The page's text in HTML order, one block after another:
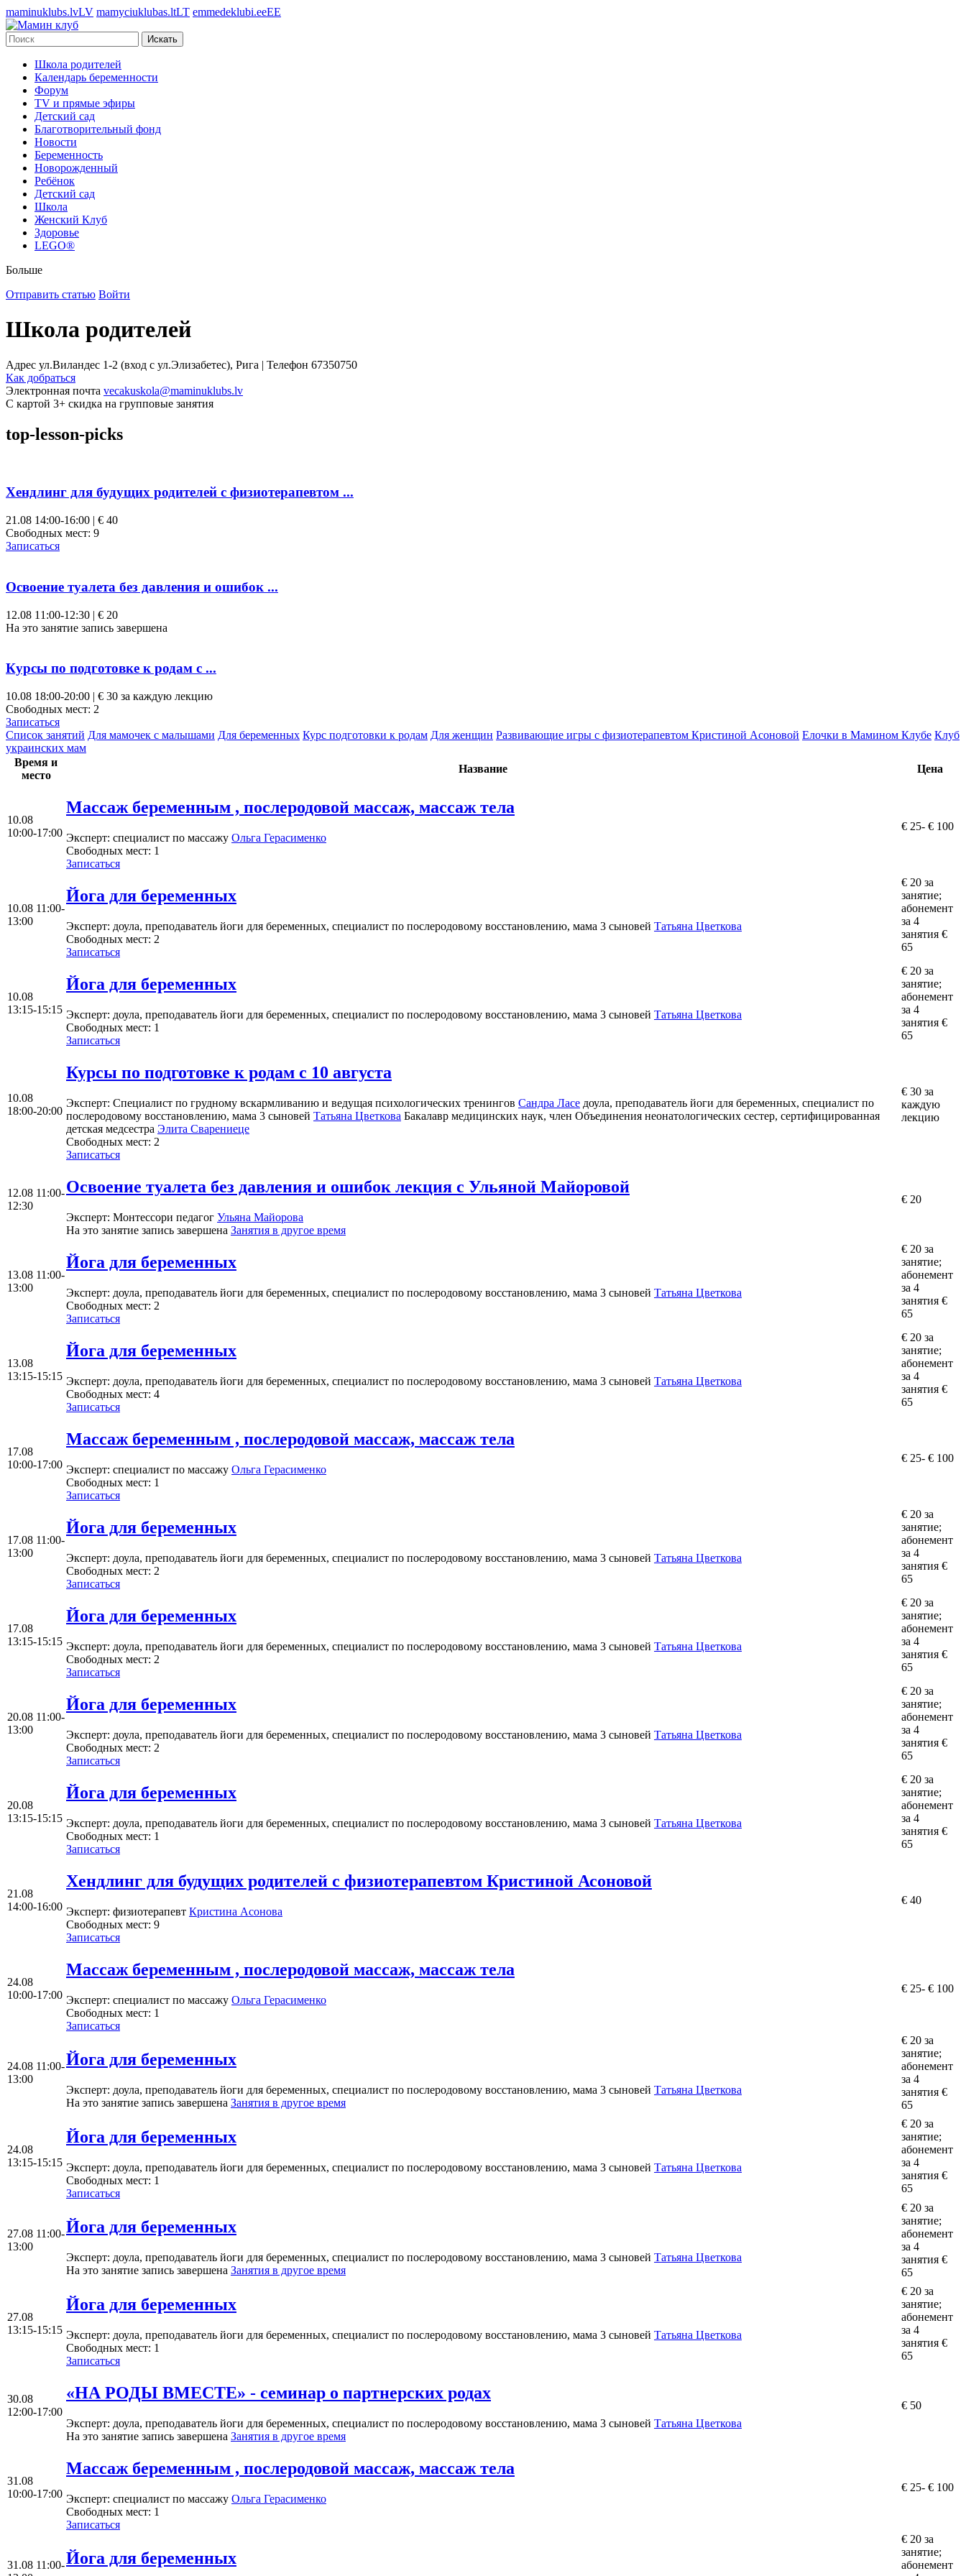
maminuklubs.lvLV mamyciuklubas.ltLT emmedeklubi.eeEE
Искать
Школа родителей
Календарь беременности
Форум
TV и прямые эфиры
Детский сад
Благотворительный фонд
Новости
Беременность
Новорожденный
Ребёнок
Детский сад
Школа
Женский Клуб
Здоровье
LEGO®
Больше
Отправить статью Войти
Школа родителей
Адрес ул.Виландес 1-2 (вход с ул.Элизабетес), Рига | Телефон 67350750
Как добраться
Электронная почта vecakuskola@maminuklubs.lv
С картой 3+ скидка на групповые занятия
top-lesson-picks
Хендлинг для будущих родителей с физиотерапевтом ...
21.08 14:00-16:00 | € 40
Свободных мест: 9
Записаться
Освоение туалета без давления и ошибок ...
12.08 11:00-12:30 | € 20
На это занятие запись завершена
Курсы по подготовке к родам c ...
10.08 18:00-20:00 | € 30 за каждую лекцию
Свободных мест: 2
Записаться
Список занятий Для мамочек с малышами Для беременных Курс подготовки к родам Для женщин Развивающие игры с физиотерапевтом Кристиной Асоновой Елочки в Мамином Клубе Клуб
украинских мам
Время и
место
Название Цена
10.08
10:00-17:00
Mассаж беременным , послеродовой массаж, массаж тела
Эксперт: специалист по массажу Ольгa Герасименко
Свободных мест: 1
Записаться
€ 25- € 100
10.08 11:00-
13:00
Йога для беременных
Эксперт: доула, преподаватель йоги для беременных, специалист по послеродовому восстановлению, мама 3 сыновей Татьяна Цветкова
Свободных мест: 2
Записаться
€ 20 за
занятие;
абонемент
за 4
занятия €
65
10.08
13:15-15:15
Йога для беременных
Эксперт: доула, преподаватель йоги для беременных, специалист по послеродовому восстановлению, мама 3 сыновей Татьяна Цветкова
Свободных мест: 1
Записаться
€ 20 за
занятие;
абонемент
за 4
занятия €
65
10.08
18:00-20:00
Курсы по подготовке к родам c 10 августа
Эксперт: Специалист по грудному вскармливанию и ведущая психологических тренингов Сандра Ласе доула, преподаватель йоги для беременных, специалист по
послеродовому восстановлению, мама 3 сыновей Татьяна Цветкова Бакалавр медицинских наук, член Объединения неонатологических сестер, сертифицированная
детская медсестра Элита Сварениеце
Свободных мест: 2
Записаться
€ 30 за
каждую
лекцию
12.08 11:00-
12:30
Освоение туалета без давления и ошибок лекция с Ульяной Майоровой
Эксперт: Монтессори педагог Ульяна Майорова
На это занятие запись завершена Занятия в другое время
€ 20
13.08 11:00-
13:00
Йога для беременных
Эксперт: доула, преподаватель йоги для беременных, специалист по послеродовому восстановлению, мама 3 сыновей Татьяна Цветкова
Свободных мест: 2
Записаться
€ 20 за
занятие;
абонемент
за 4
занятия €
65
13.08
13:15-15:15
Йога для беременных
Эксперт: доула, преподаватель йоги для беременных, специалист по послеродовому восстановлению, мама 3 сыновей Татьяна Цветкова
Свободных мест: 4
Записаться
€ 20 за
занятие;
абонемент
за 4
занятия €
65
17.08
10:00-17:00
Mассаж беременным , послеродовой массаж, массаж тела
Эксперт: специалист по массажу Ольгa Герасименко
Свободных мест: 1
Записаться
€ 25- € 100
17.08 11:00-
13:00
Йога для беременных
Эксперт: доула, преподаватель йоги для беременных, специалист по послеродовому восстановлению, мама 3 сыновей Татьяна Цветкова
Свободных мест: 2
Записаться
€ 20 за
занятие;
абонемент
за 4
занятия €
65
17.08
13:15-15:15
Йога для беременных
Эксперт: доула, преподаватель йоги для беременных, специалист по послеродовому восстановлению, мама 3 сыновей Татьяна Цветкова
Свободных мест: 2
Записаться
€ 20 за
занятие;
абонемент
за 4
занятия €
65
20.08 11:00-
13:00
Йога для беременных
Эксперт: доула, преподаватель йоги для беременных, специалист по послеродовому восстановлению, мама 3 сыновей Татьяна Цветкова
Свободных мест: 2
Записаться
€ 20 за
занятие;
абонемент
за 4
занятия €
65
20.08
13:15-15:15
Йога для беременных
Эксперт: доула, преподаватель йоги для беременных, специалист по послеродовому восстановлению, мама 3 сыновей Татьяна Цветкова
Свободных мест: 1
Записаться
€ 20 за
занятие;
абонемент
за 4
занятия €
65
21.08
14:00-16:00
Хендлинг для будущих родителей с физиотерапевтом Кристиной Асоновой
Эксперт: физиотерапевт Кристина Асонова
Свободных мест: 9
Записаться
€ 40
24.08
10:00-17:00
Mассаж беременным , послеродовой массаж, массаж тела
Эксперт: специалист по массажу Ольгa Герасименко
Свободных мест: 1
Записаться
€ 25- € 100
24.08 11:00-
13:00
Йога для беременных
Эксперт: доула, преподаватель йоги для беременных, специалист по послеродовому восстановлению, мама 3 сыновей Татьяна Цветкова
На это занятие запись завершена Занятия в другое время
€ 20 за
занятие;
абонемент
за 4
занятия €
65
24.08
13:15-15:15
Йога для беременных
Эксперт: доула, преподаватель йоги для беременных, специалист по послеродовому восстановлению, мама 3 сыновей Татьяна Цветкова
Свободных мест: 1
Записаться
€ 20 за
занятие;
абонемент
за 4
занятия €
65
27.08 11:00-
13:00
Йога для беременных
Эксперт: доула, преподаватель йоги для беременных, специалист по послеродовому восстановлению, мама 3 сыновей Татьяна Цветкова
На это занятие запись завершена Занятия в другое время
€ 20 за
занятие;
абонемент
за 4
занятия €
65
27.08
13:15-15:15
Йога для беременных
Эксперт: доула, преподаватель йоги для беременных, специалист по послеродовому восстановлению, мама 3 сыновей Татьяна Цветкова
Свободных мест: 1
Записаться
€ 20 за
занятие;
абонемент
за 4
занятия €
65
30.08
12:00-17:00
«НА РОДЫ ВМЕСТЕ» - семинар о партнерских родах
Эксперт: доула, преподаватель йоги для беременных, специалист по послеродовому восстановлению, мама 3 сыновей Татьяна Цветкова
На это занятие запись завершена Занятия в другое время
€ 50
31.08
10:00-17:00
Mассаж беременным , послеродовой массаж, массаж тела
Эксперт: специалист по массажу Ольгa Герасименко
Свободных мест: 1
Записаться
€ 25- € 100
31.08 11:00-Йога для беременных
€ 20 за
занятие;
абонемент